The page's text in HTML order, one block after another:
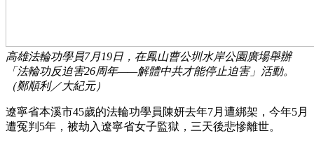
高雄法輪功學員7月19日，在鳳山曹公圳水岸公園廣場舉辦
「法輪功反迫害26周年——解體中共才能停止迫害」活動。
（鄭順利／大紀元）
遼寧省本溪市45歲的法輪功學員陳妍去年7月遭綁架，今年5月
遭冤判5年，被劫入遼寧省女子監獄，三天後悲慘離世。